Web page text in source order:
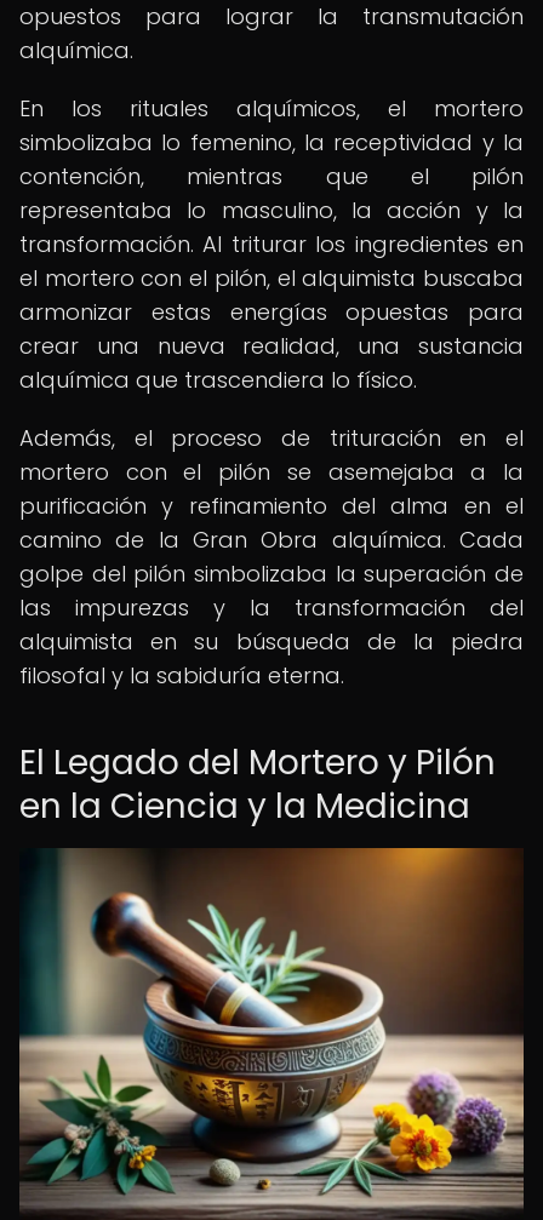
opuestos para lograr la transmutación
alquímica.
En los rituales alquímicos, el mortero
simbolizaba lo femenino, la receptividad y la
contención, mientras que el pilón
representaba lo masculino, la acción y la
transformación. Al triturar los ingredientes en
el mortero con el pilón, el alquimista buscaba
armonizar estas energías opuestas para
crear una nueva realidad, una sustancia
alquímica que trascendiera lo físico.
Además, el proceso de trituración en el
mortero con el pilón se asemejaba a la
purificación y refinamiento del alma en el
camino de la Gran Obra alquímica. Cada
golpe del pilón simbolizaba la superación de
las impurezas y la transformación del
alquimista en su búsqueda de la piedra
filosofal y la sabiduría eterna.
El Legado del Mortero y Pilón
en la Ciencia y la Medicina